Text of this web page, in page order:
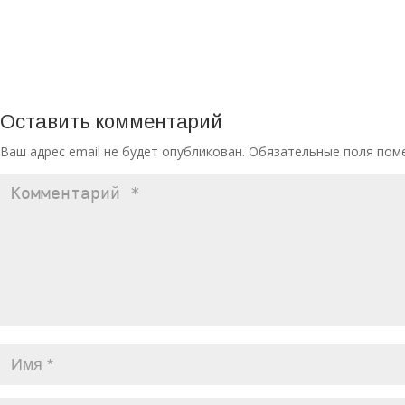
Оставить комментарий
Ваш адрес email не будет опубликован. Обязательные поля